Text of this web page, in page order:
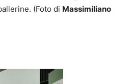
(Foto di Massimiliano